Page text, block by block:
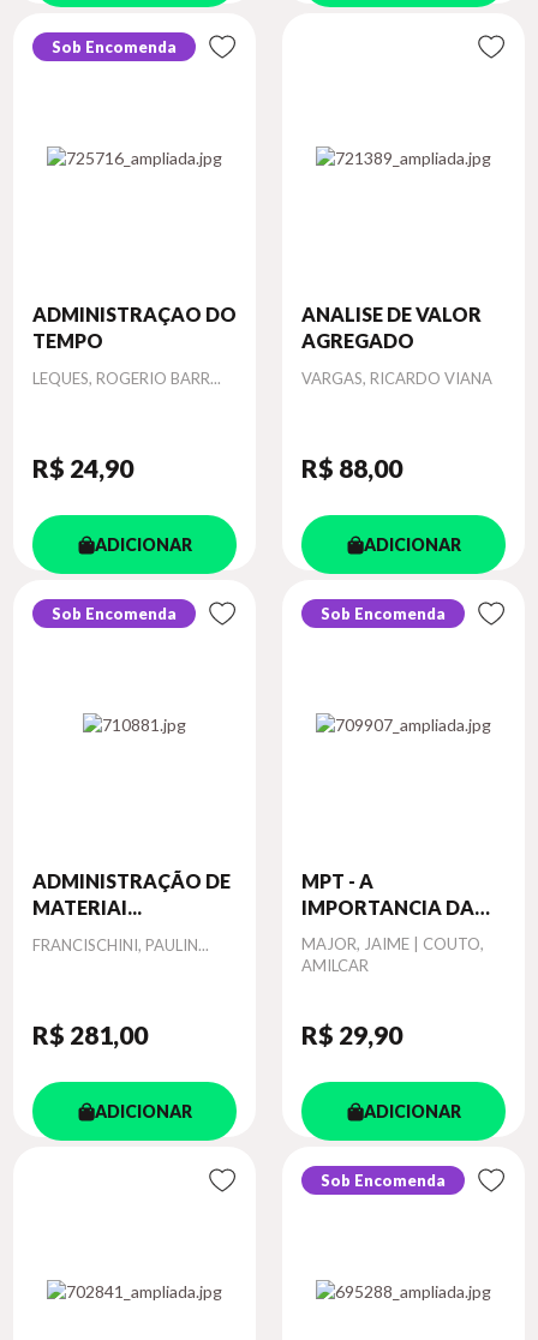
Sob Encomenda
ADMINISTRAÇAO DO
TEMPO
Autor
LEQUES, ROGERIO BARR...
R$ 24,90
ADICIONAR
ANALISE DE VALOR
AGREGADO
Autor
VARGAS, RICARDO VIANA
R$ 88,00
ADICIONAR
Sob Encomenda
ADMINISTRAÇÃO DE
MATERIAI...
Autor
FRANCISCHINI, PAULIN...
R$ 281,00
ADICIONAR
Sob Encomenda
MPT - A
IMPORTANCIA DA
MA...
Autor
MAJOR, JAIME | COUTO,
AMILCAR
R$ 29,90
ADICIONAR
Sob Encomenda